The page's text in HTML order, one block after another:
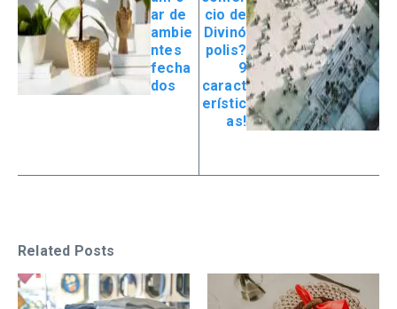
ar de
ambie
ntes
fecha
dos
cio de
Divinó
polis?
9
caract
erístic
as!
Related Posts